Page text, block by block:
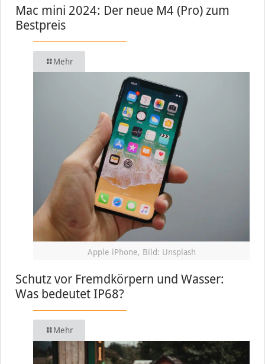
Mac mini 2024: Der neue M4 (Pro) zum
Bestpreis
Mehr
Apple iPhone, Bild: Unsplash
Schutz vor Fremdkörpern und Wasser:
Was bedeutet IP68?
Mehr